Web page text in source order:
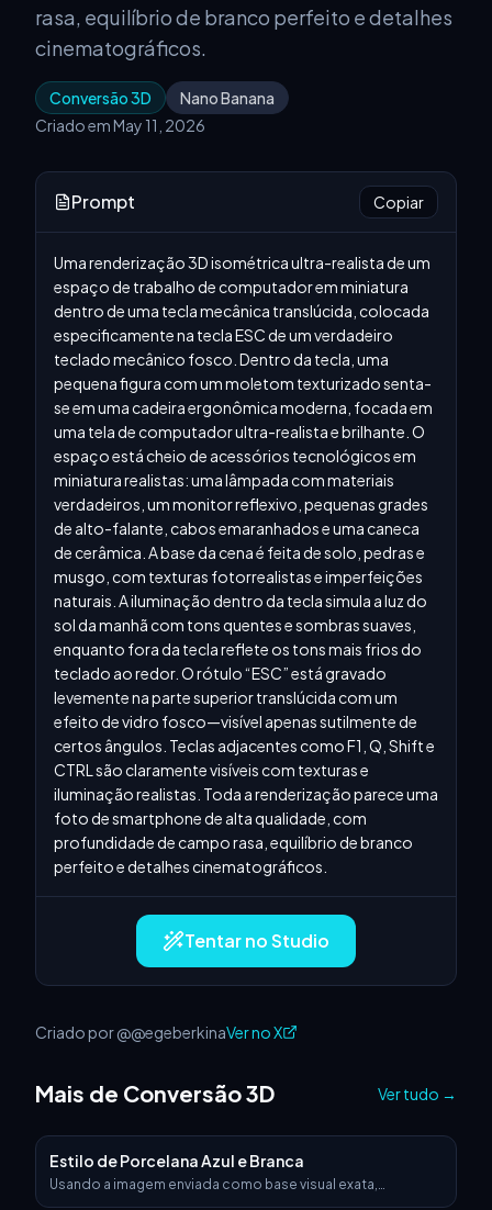
rasa, equilíbrio de branco perfeito e detalhes
cinematográficos.
Conversão 3D
Nano Banana
Criado em May 11, 2026
Prompt Copiar
Uma renderização 3D isométrica ultra-realista de um
espaço de trabalho de computador em miniatura
dentro de uma tecla mecânica translúcida, colocada
especificamente na tecla ESC de um verdadeiro
teclado mecânico fosco. Dentro da tecla, uma
pequena figura com um moletom texturizado senta-
se em uma cadeira ergonômica moderna, focada em
uma tela de computador ultra-realista e brilhante. O
espaço está cheio de acessórios tecnológicos em
miniatura realistas: uma lâmpada com materiais
verdadeiros, um monitor reflexivo, pequenas grades
de alto-falante, cabos emaranhados e uma caneca
de cerâmica. A base da cena é feita de solo, pedras e
musgo, com texturas fotorrealistas e imperfeições
naturais. A iluminação dentro da tecla simula a luz do
sol da manhã com tons quentes e sombras suaves,
enquanto fora da tecla reflete os tons mais frios do
teclado ao redor. O rótulo “ESC” está gravado
levemente na parte superior translúcida com um
efeito de vidro fosco—visível apenas sutilmente de
certos ângulos. Teclas adjacentes como F1, Q, Shift e
CTRL são claramente visíveis com texturas e
iluminação realistas. Toda a renderização parece uma
foto de smartphone de alta qualidade, com
profundidade de campo rasa, equilíbrio de branco
perfeito e detalhes cinematográficos.
Tentar no Studio
Criado por @@egeberkinaVer no X
Mais de Conversão 3D Ver tudo →
Estilo de Porcelana Azul e Branca
Usando a imagem enviada como base visual exata,